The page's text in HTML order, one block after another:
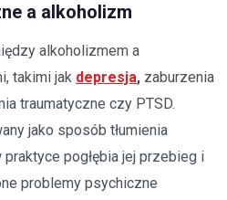
a alkoholizm
alkoholizmem a
takimi jak depresja, zaburzenia
traumatyczne czy PTSD.
jako sposób tłumienia
pogłębia jej przebieg i
problemy psychiczne